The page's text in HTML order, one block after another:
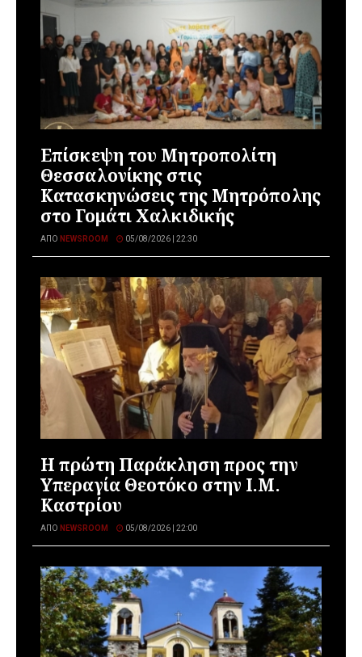
Επίσκεψη του Μητροπολίτη
Θεσσαλονίκης στις
Κατασκηνώσεις της Μητρόπολης
στο Γομάτι Χαλκιδικής
ΑΠΌ NEWSROOM 05/08/2026 | 22:30
Η πρώτη Παράκληση προς την
Υπεραγία Θεοτόκο στην Ι.Μ.
Καστρίου
ΑΠΌ NEWSROOM 05/08/2026 | 22:00